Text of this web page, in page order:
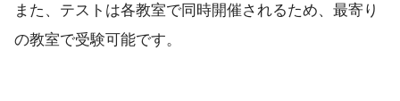
また、テストは各教室で同時開催されるため、最寄り
の教室で受験可能です。